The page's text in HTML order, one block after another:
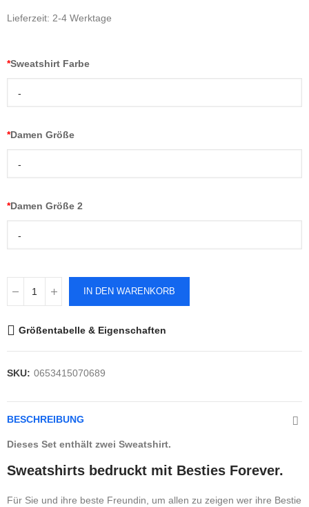
Lieferzeit: 2-4 Werktage
*Sweatshirt Farbe
-
*Damen Größe
-
*Damen Größe 2
-
IN DEN WARENKORB
Größentabelle & Eigenschaften
SKU: 0653415070689
BESCHREIBUNG
Dieses Set enthält zwei Sweatshirt.
Sweatshirts bedruckt mit Besties Forever.
Für Sie und ihre beste Freundin, um allen zu zeigen wer ihre Bestie